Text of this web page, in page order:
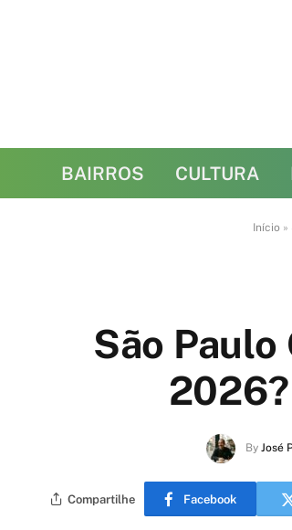
BAIRROS CULTURA
Início »
São
By José
Compartilhe Facebook